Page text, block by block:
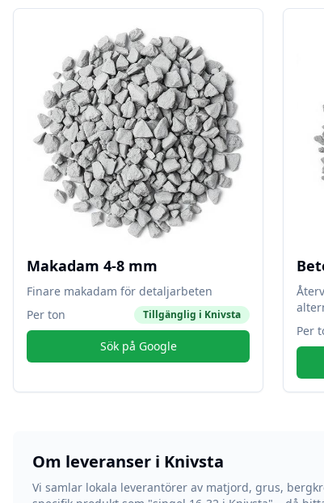
Makadam 4-8 mm
Finare makadam för detaljarbeten
Per ton
Tillgänglig i Knivsta
Sök på Google
Per
Om leveranser i Knivsta
Vi samlar lokala leverantörer av matjord, grus,